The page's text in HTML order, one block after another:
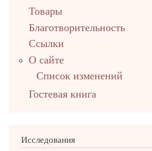
Товары
Благотворительность
Ссылки
О сайте
Список изменений
Гостевая книга
Исследования